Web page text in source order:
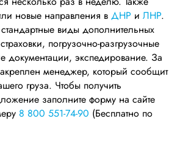
новые направления в ДНР и ЛНР.
виды дополнительных
погрузочно-разгрузочные
документации, экспедирование. За
менеджер, который сообщит
груза. Чтобы получить
заполните форму на сайте
8 800 551-74-90 (Бесплатно по